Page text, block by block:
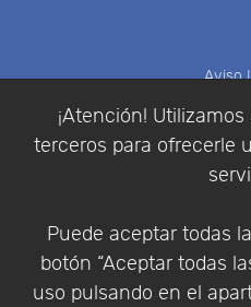
¡Atención!
terceros para ofrecerle
Puede aceptar todas
botón “Aceptar todas
uso pulsando en el
Aviso
Política de